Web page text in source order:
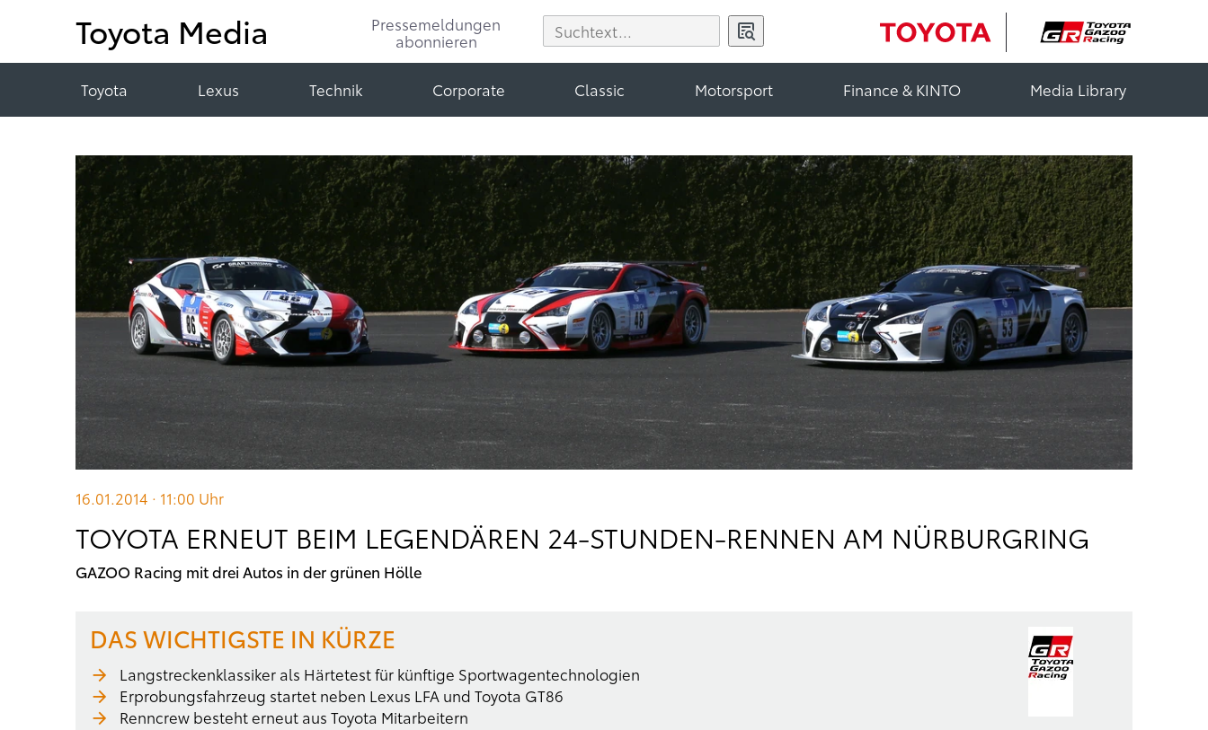
Toyota Media
Pressemeldungen
abonnieren
Toyota Lexus Technik Corporate Classic Motorsport Finance & KINTO Media Library
16.01.2014 · 11:00 Uhr
TOYOTA ERNEUT BEIM LEGENDÄREN 24-STUNDEN-RENNEN AM NÜRBURGRING
GAZOO Racing mit drei Autos in der grünen Hölle
DAS WICHTIGSTE IN KÜRZE
Langstreckenklassiker als Härtetest für künftige Sportwagentechnologien
Erprobungsfahrzeug startet neben Lexus LFA und Toyota GT86
Renncrew besteht erneut aus Toyota Mitarbeitern